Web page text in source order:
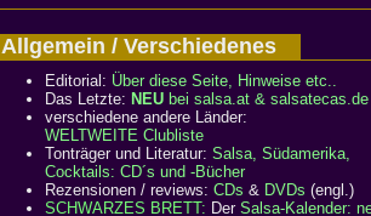
Allgemein / Verschiedenes
Editorial: Über diese Seite, Hinweise etc..
Das Letzte: NEU bei salsa.at & salsatecas.de
verschiedene andere Länder:
WELTWEITE Clubliste
Tonträger und Literatur: Salsa, Südamerika,
Cocktails: CD´s und -Bücher
Rezensionen / reviews: CDs & DVDs (engl.)
SCHWARZES BRETT: Der Salsa-Kalender: